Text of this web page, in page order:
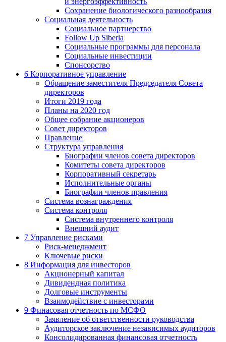
Сохранение биологического разнообразия
Социальная деятельность
Социальное партнерство
Follow Up Siberia
Социальные программы для персонала
Социальные инвестиции
Спонсорство
6 Корпоративное управление
Обращение заместителя Председателя Совета
директоров
Итоги 2019 года
Планы на 2020 год
Общее собрание акционеров
Совет директоров
Правление
Структура управления
Биографии членов совета директоров
Комитеты совета директоров
Корпоративный секретарь
Исполнительные органы
Биографии членов правления
Система вознаграждения
Система контроля
Система внутреннего контроля
Внешний аудит
7 Управление рисками
Риск-менеджмент
Ключевые риски
8 Информация для инвесторов
Акционерный капитал
Дивидендная политика
Долговые инструменты
Взаимодействие с инвеcторами
9 Финасовая отчетность по МСФО
Заявление об ответственности руководства
Аудиторское заключение независимых аудиторов
Консолидированная финансовая отчетность